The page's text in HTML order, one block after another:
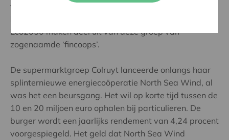
van de oprichting van windenergie- en zonneparken.
North Sea Wind, Wind Together en voorlopig ook
Eco2050 maken deel uit van deze groep van
zogenaamde ‘fincoops’.
De supermarktgroep Colruyt lanceerde onlangs haar
splinternieuwe energiecoöperatie North Sea Wind, al
was het een beursgang. Het wil op korte tijd tussen de
10 en 20 miljoen euro ophalen bij particulieren. De
burger wordt een jaarlijks rendement van 4,24 procent
voorgespiegeld. Het geld dat North Sea Wind